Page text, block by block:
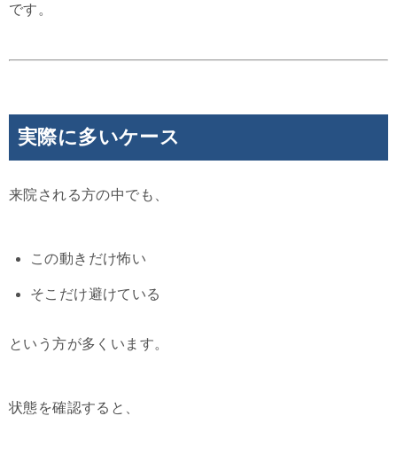
です。
実際に多いケース
来院される方の中でも、
この動きだけ怖い
そこだけ避けている
という方が多くいます。
状態を確認すると、